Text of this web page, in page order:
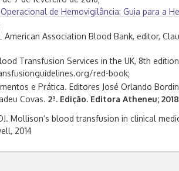
de Hemovigilância: Guia para a
American Association Blood Bank, editor,
Transfusion Services in the UK, 8th
red-book;
e Prática. Editores José Orlando
Covas. 2ª. Edição. Editora Atheneu; 2018
Mollison’s blood transfusion in clinical
2014